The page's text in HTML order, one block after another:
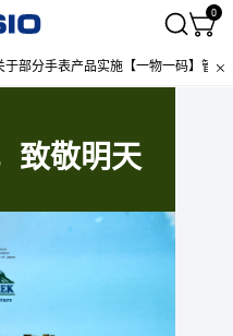
0
分手表产品实施【一物一码】管理的公
致敬明天